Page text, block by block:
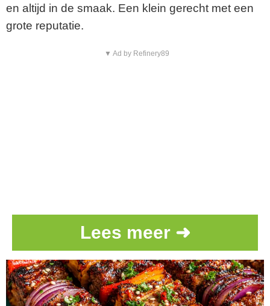
en altijd in de smaak. Een klein gerecht met een
grote reputatie.
▼ Ad by Refinery89
Lees meer ➜